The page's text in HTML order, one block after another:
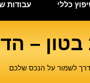
כללי עבודות
בטון –
לשמור על הנכס שלכם